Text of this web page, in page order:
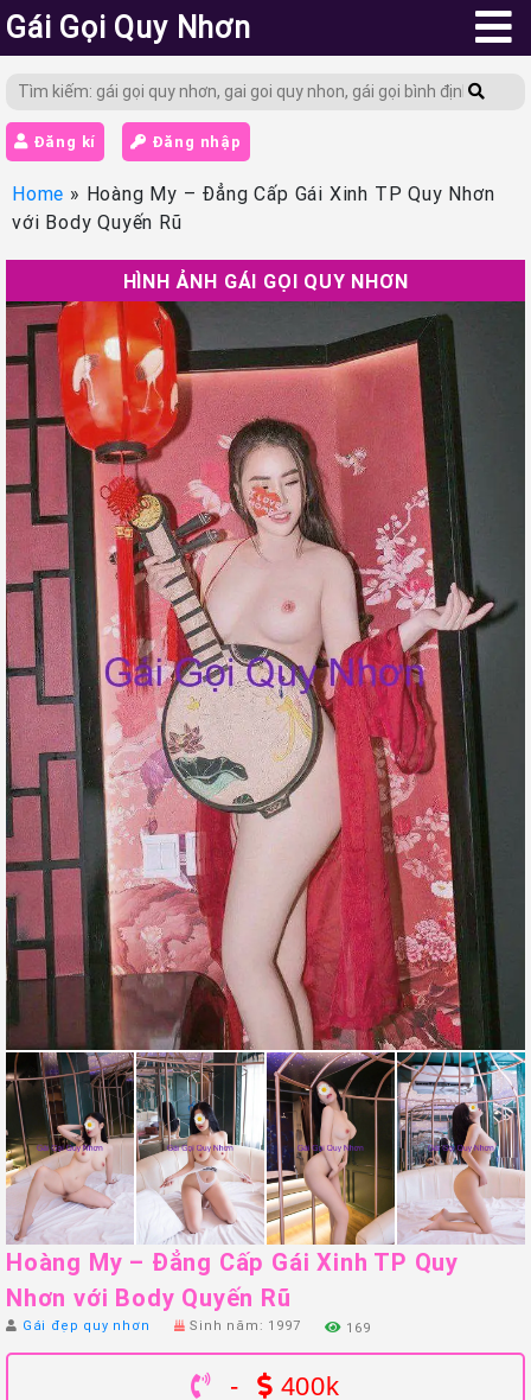
Gái Gọi Quy Nhơn
Đăng kí Đăng nhập
Home » Hoàng My – Đẳng Cấp Gái Xinh TP Quy Nhơn
với Body Quyến Rũ
HÌNH ẢNH GÁI GỌI QUY NHƠN
Hoàng My – Đẳng Cấp Gái Xinh TP Quy
Nhơn với Body Quyến Rũ
Gái đẹp quy nhơn Sinh năm: 1997 169
- 400k